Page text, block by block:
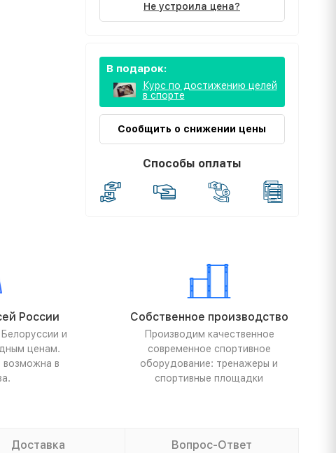
Не устроила цена?
В подарок:
Курс по достижению целей
в спорте
Сообщить о снижении цены
Способы оплаты
России
и
ценам.
возможна в
Собственное производство
Производим качественное
современное спортивное
оборудование: тренажеры и
спортивные площадки
Доставка Вопрос-Ответ